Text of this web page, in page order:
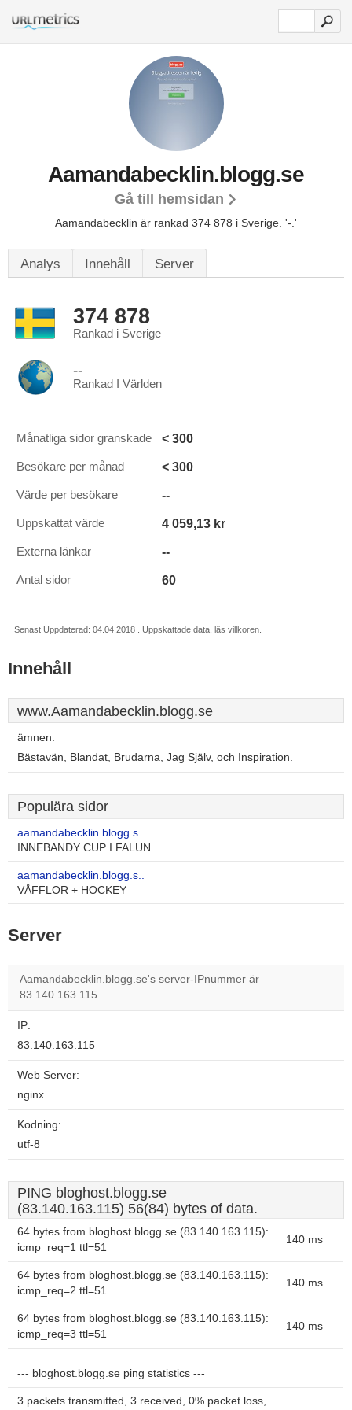
Aamandabecklin.blogg.se
Gå till hemsidan
Aamandabecklin är rankad 374 878 i Sverige. '-.'
Analys Innehåll Server
374 878
Rankad i Sverige
--
Rankad I Världen
Månatliga sidor granskade < 300
Besökare per månad < 300
Värde per besökare --
Uppskattat värde 4 059,13 kr
Externa länkar --
Antal sidor 60
Senast Uppdaterad: 04.04.2018 . Uppskattade data, läs villkoren.
Innehåll
www.Aamandabecklin.blogg.se
ämnen:
Bästavän, Blandat, Brudarna, Jag Själv, och Inspiration.
Populära sidor
aamandabecklin.blogg.s..
INNEBANDY CUP I FALUN
aamandabecklin.blogg.s..
VÅFFLOR + HOCKEY
Server
Aamandabecklin.blogg.se's server-IPnummer är
83.140.163.115.
IP:
83.140.163.115
Web Server:
nginx
Kodning:
utf-8
PING bloghost.blogg.se
(83.140.163.115) 56(84) bytes of data.
64 bytes from bloghost.blogg.se (83.140.163.115):
icmp_req=1 ttl=51
140 ms
64 bytes from bloghost.blogg.se (83.140.163.115):
icmp_req=2 ttl=51
140 ms
64 bytes from bloghost.blogg.se (83.140.163.115):
icmp_req=3 ttl=51
140 ms
--- bloghost.blogg.se ping statistics ---
3 packets transmitted, 3 received, 0% packet loss,